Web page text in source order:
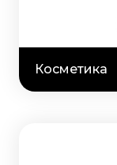
Косметика